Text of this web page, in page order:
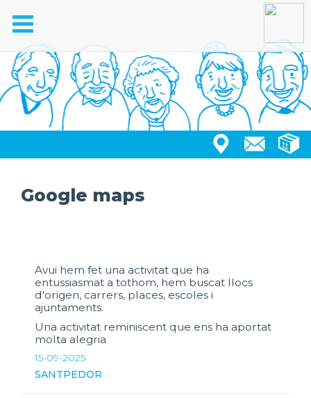
Toggle
navigation
Google maps
Avui hem fet una activitat que ha
entussiasmat a tothom, hem buscat llocs
d'origen, carrers, places, escoles i
ajuntaments.
Una activitat reminiscent que ens ha aportat
molta alegria
15-09-2025
SANTPEDOR